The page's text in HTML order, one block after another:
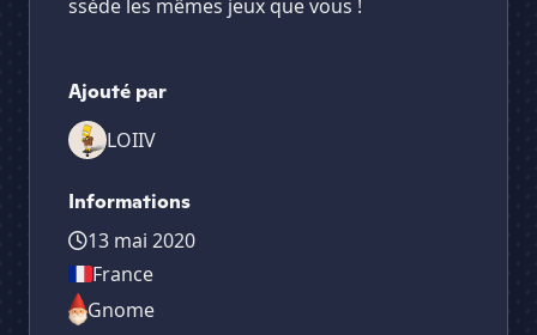
ssède les mêmes jeux que vous !
Ajouté par
LOIIV
Informations
13 mai 2020
France
Gnome